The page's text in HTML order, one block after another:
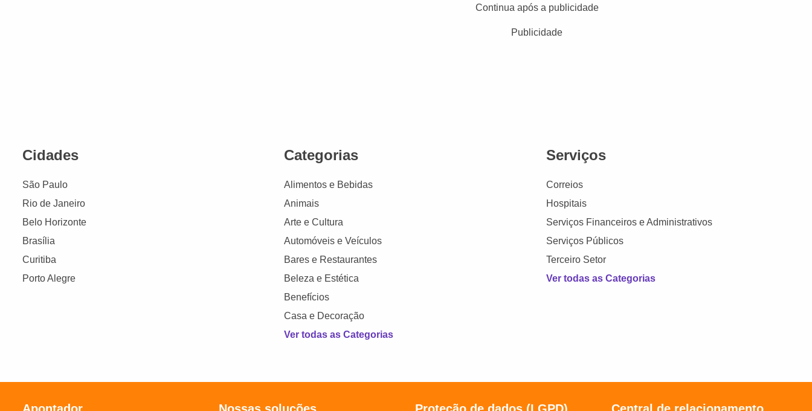
Continua após a publicidade
Publicidade
Cidades
São Paulo
Rio de Janeiro
Belo Horizonte
Brasília
Curitiba
Porto Alegre
Categorias
Alimentos e Bebidas
Animais
Arte e Cultura
Automóveis e Veículos
Bares e Restaurantes
Beleza e Estética
Benefícios
Casa e Decoração
Ver todas as Categorias
Serviços
Correios
Hospitais
Serviços Financeiros e Administrativos
Serviços Públicos
Terceiro Setor
Ver todas as Categorias